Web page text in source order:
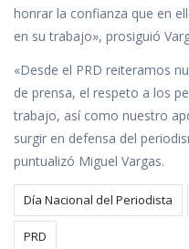
honrar la confianza que en
en su trabajo», prosiguió
«Desde el PRD reiteramos
de prensa, el respeto a los
trabajo, así como nuestro
surgir en defensa del
puntualizó Miguel Vargas.
Día Nacional del Periodista
PRD